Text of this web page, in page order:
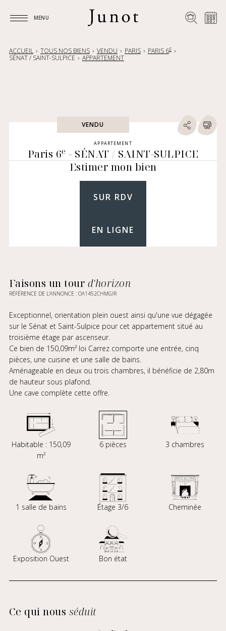
MENU
ACCUEIL TOUS NOS BIENS VENDU PARIS PARIS 6E
SÉNAT / SAINT-SULPICE APPARTEMENT
VENDU
APPARTEMENT
Paris 6e - SÉNAT / SAINT-SULPICE
Estimer mon bien
SUR RDV
EN LIGNE
Faisons un tour d'horizon
RÉFÉRENCE DE L’ANNONCE : OA1452CHMGIR
Exceptionnel, orientation plein ouest ainsi qu'une vue dégagée
sur le Sénat et Saint-Sulpice pour cet appartement situé au
troisième étage par ascenseur.
Ce bien de 150,09m² loi Carrez comporte une entrée, cinq
pièces, une cuisine et une salle de bains.
Aménageable en deux ou trois chambres, il bénéficie de 2,80m
de hauteur sous plafond.
Une cave complète cette offre.
Habitable : 150,09
m²
6 pièces 3 chambres
1 salle de bains Étage 3/6 Cheminée
Exposition Ouest Bon état
Ce qui nous séduit